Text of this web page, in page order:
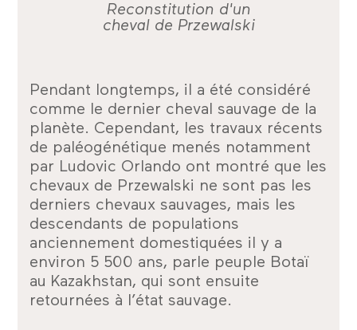
Reconstitution d'un
cheval de Przewalski
Pendant longtemps, il a été considéré
comme le dernier cheval sauvage de la
planète. Cependant, les travaux récents
de paléogénétique menés notamment
par Ludovic Orlando ont montré que les
chevaux de Przewalski ne sont pas les
derniers chevaux sauvages, mais les
descendants de populations
anciennement domestiquées il y a
environ 5 500 ans, parle peuple Botaï
au Kazakhstan, qui sont ensuite
retournées à l’état sauvage.